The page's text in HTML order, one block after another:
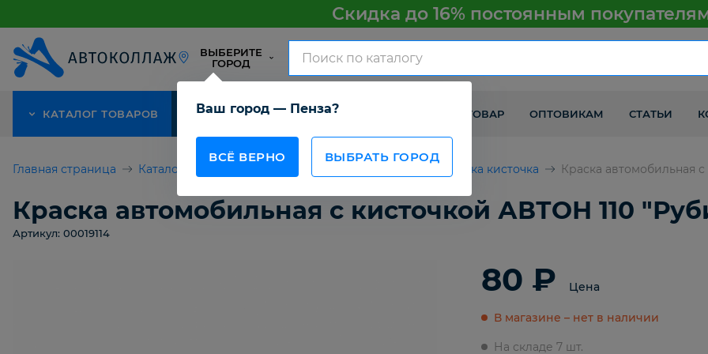
Скидка до 16% постоянным
ВЫБЕРИТЕ
ГОРОД
Ваш город — Пенза?
ВСЁ ВЕРНО ВЫБРАТЬ ГОРОД
КАТАЛОГ ТОВАРОВ АКЦИЯ О КОМПАНИИ КАК ПОЛУЧИТЬ ТОВАР ОПТОВИКАМ СТАТЬИ
Главная страница Каталог товаров Краска кисточка Краска автомобильная
Краска автомобильная с кисточкой АВТОН 110
Артикул: 00019114
80 ₽ Цена
В магазине – нет в наличии
На складе 7 шт.